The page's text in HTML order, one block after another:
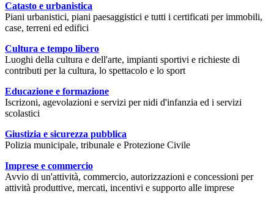
Catasto e urbanistica
Piani urbanistici, piani paesaggistici e tutti i certificati per immobili,
case, terreni ed edifici
Cultura e tempo libero
Luoghi della cultura e dell'arte, impianti sportivi e richieste di
contributi per la cultura, lo spettacolo e lo sport
Educazione e formazione
Iscrizoni, agevolazioni e servizi per nidi d'infanzia ed i servizi
scolastici
Giustizia e sicurezza pubblica
Polizia municipale, tribunale e Protezione Civile
Imprese e commercio
Avvio di un'attività, commercio, autorizzazioni e concessioni per
attività produttive, mercati, incentivi e supporto alle imprese